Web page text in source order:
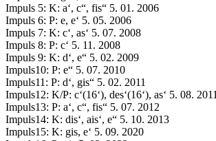
Impuls 5: K: a‘, c“, fis“ 5. 01. 2006
Impuls 6: P: e, e‘ 5. 05. 2006
Impuls 7: K: c‘, as‘ 5. 07. 2008
Impuls 8: P: c‘ 5. 11. 2008
Impuls 9: K: d‘, e“ 5. 02. 2009
Impuls10: P: e“ 5. 07. 2010
Impuls11: P: d‘, gis“ 5. 02. 2011
Impuls12: K/P: c‘(16‘), des‘(16‘), as‘ 5. 08. 2011
Impuls13: P: a‘, c“, fis“ 5. 07. 2012
Impuls14: K: dis‘, ais‘, e“ 5. 10. 2013
Impuls15: K: gis, e‘ 5. 09. 2020